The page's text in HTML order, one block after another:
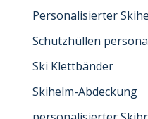
Personalisierter
Schutzhüllen
Ski Klettbänder
Skihelm-Abdeckung